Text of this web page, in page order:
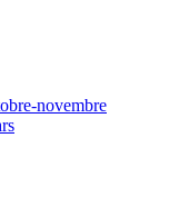
novembre